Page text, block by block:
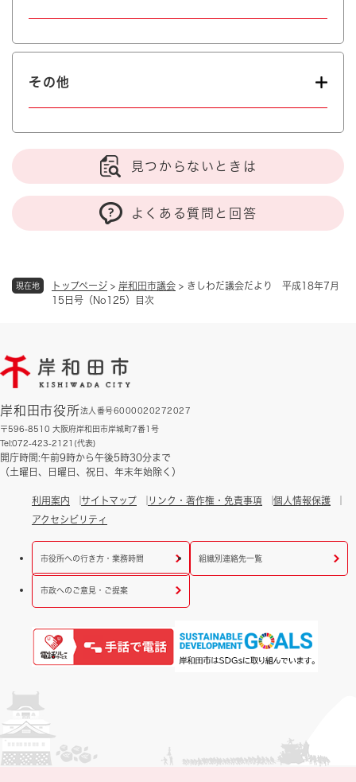
現在地 トップページ > 岸和田市議会 > きしわだ議会だより 平成18年7月
15日号（No125）目次
その他
見つからないときは
よくある質問と回答
岸和田市役所法人番号6000020272027
〒596-8510 大阪府岸和田市岸城町7番1号
Tel:072-423-2121(代表)
開庁時間:午前9時から午後5時30分まで
（土曜日、日曜日、祝日、年末年始除く）
利用案内 サイトマップ リンク・著作権・免責事項
個人情報保護
アクセシビリティ
市役所への行き方・業務時間 組織別連絡先一覧
市政へのご意見・ご提案